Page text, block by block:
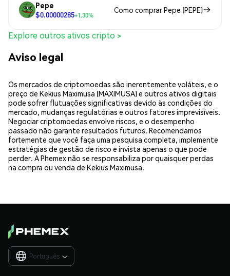
Pepe
$0.00000285+1.30%
Como comprar Pepe (PEPE)
Explore outros ativos cripto >
Aviso legal
Os mercados de criptomoedas são inerentemente voláteis, e o
preço de Kekius Maximusa (MAXIMUSA) e outros ativos digitais
pode sofrer flutuações significativas devido às condições do
mercado, mudanças regulatórias e outros fatores imprevisíveis.
Negociar criptomoedas envolve riscos, e o desempenho
passado não garante resultados futuros. Recomendamos
fortemente que você faça uma pesquisa completa, implemente
estratégias de gestão de risco e invista apenas o que pode
perder. A Phemex não se responsabiliza por quaisquer perdas
na compra ou venda de Kekius Maximusa.
Português 